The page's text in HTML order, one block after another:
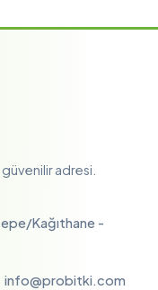
adresi.
Kağıthane -
info@probitki.com